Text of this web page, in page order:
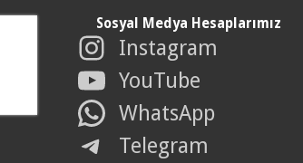
Sosyal Medya Hesaplarımız
Instagram
YouTube
WhatsApp
Telegram